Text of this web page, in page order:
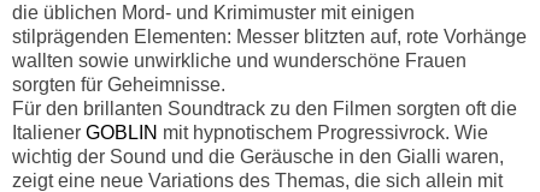
die üblichen Mord- und Krimimuster mit einigen
stilprägenden Elementen: Messer blitzten auf, rote Vorhänge
wallten sowie unwirkliche und wunderschöne Frauen
sorgten für Geheimnisse.
Für den brillanten Soundtrack zu den Filmen sorgten oft die
Italiener GOBLIN mit hypnotischem Progressivrock. Wie
wichtig der Sound und die Geräusche in den Gialli waren,
zeigt eine neue Variations des Themas, die sich allein mit